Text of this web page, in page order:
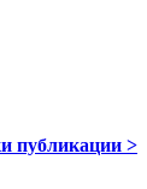
публикации >